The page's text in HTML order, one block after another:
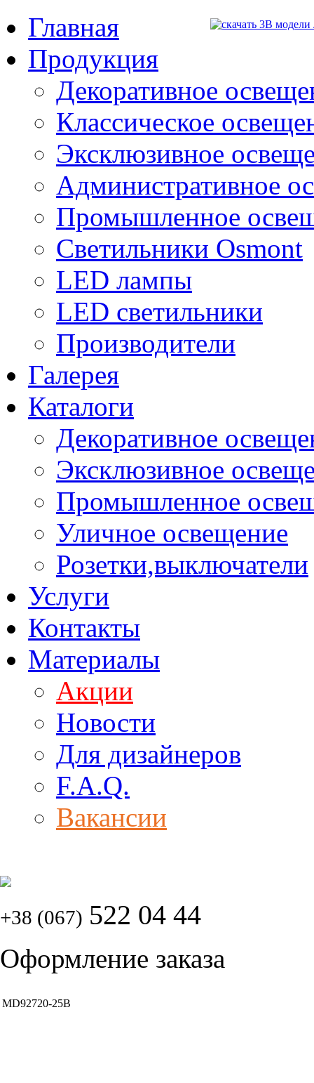
Главная
Продукция
Декоративное
Классическое
Эксклюзивное
Административное
Промышленное
Светильники Osmont
LED лампы
LED светильники
Производители
Галерея
Каталоги
Декоративное
Эксклюзивное
Промышленное
Уличное освещение
Розетки,выключатели
Услуги
Контакты
Материалы
Акции
Новости
Для дизайнеров
F.A.Q.
Вакансии
+38 (067) 522 04 44
Оформление заказа
MD92720-25B